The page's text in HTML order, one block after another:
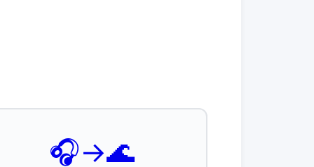
🎧→🌊